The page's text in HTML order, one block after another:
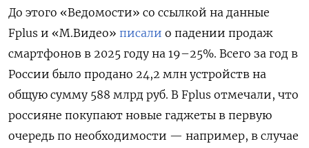
До этого «Ведомости» со ссылкой на данные
Fplus и «М.Видео» писали о падении продаж
смартфонов в 2025 году на 19–25%. Всего за год в
России было продано 24,2 млн устройств на
общую сумму 588 млрд руб. В Fplus отмечали, что
россияне покупают новые гаджеты в первую
очередь по необходимости — например, в случае